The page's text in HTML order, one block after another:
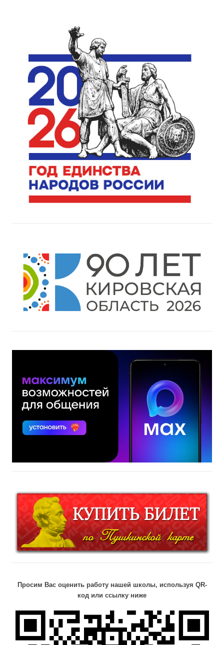
Просим Вас оценить работу нашей школы, используя QR-
код или ссылку ниже